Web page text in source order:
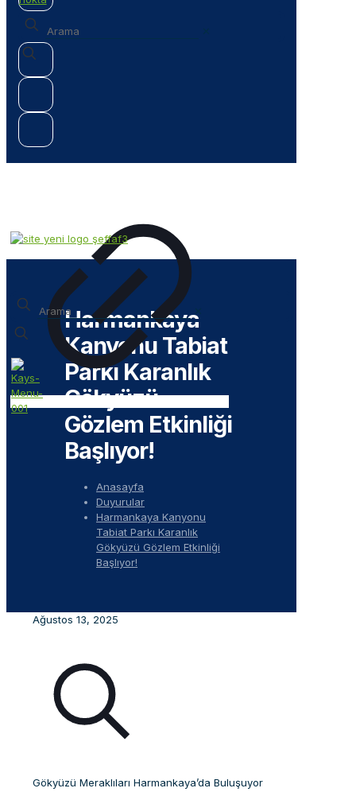
Harmankaya
Kanyonu Tabiat
Parkı Karanlık
Gökyüzü
Gözlem Etkinliği
Başlıyor!
Anasayfa
Duyurular
Harmankaya Kanyonu
Tabiat Parkı Karanlık
Gökyüzü Gözlem Etkinliği
Başlıyor!
Ağustos 13, 2025
Gökyüzü Meraklıları Harmankaya’da Buluşuyor